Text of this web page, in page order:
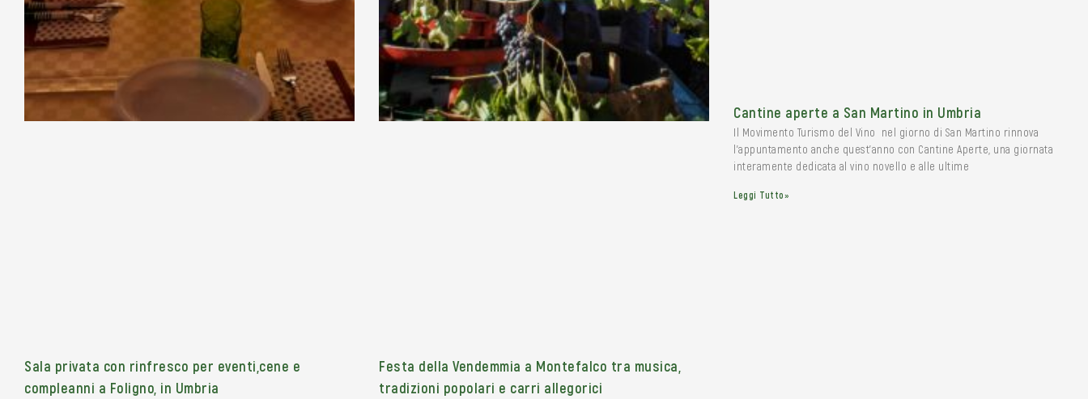
Sala privata con rinfresco per eventi,cene e
compleanni a Foligno, in Umbria
Festa della Vendemmia a Montefalco tra musica,
tradizioni popolari e carri allegorici
Cantine aperte a San Martino in Umbria
Il Movimento Turismo del Vino nel giorno di San Martino rinnova
l’appuntamento anche quest’anno con Cantine Aperte, una giornata
interamente dedicata al vino novello e alle ultime
Leggi Tutto»